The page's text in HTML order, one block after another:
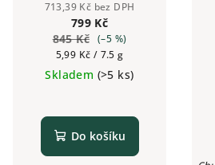
100% Arabica 1 kg
713,39 Kč bez DPH
799 Kč
845 Kč (–5 %)
Měrná
cena:
5,99 Kč / 7.5 g
Skladem (>5 ks)
Do košíku